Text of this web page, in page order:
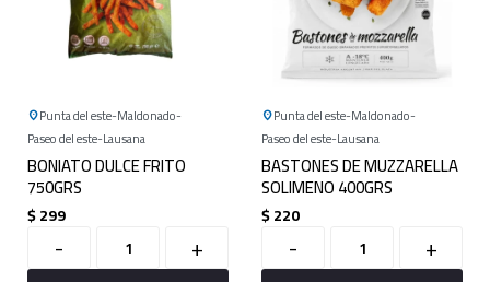
Punta del este Maldonado
Paseo del este Lausana
BONIATO DULCE FRITO
750GRS
$299
- +
Punta del este Maldonado
Paseo del este Lausana
BASTONES DE MUZZARELLA
SOLIMENO 400GRS
$220
- +